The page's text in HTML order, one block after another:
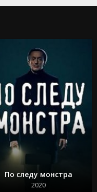
По следу монстра
2020